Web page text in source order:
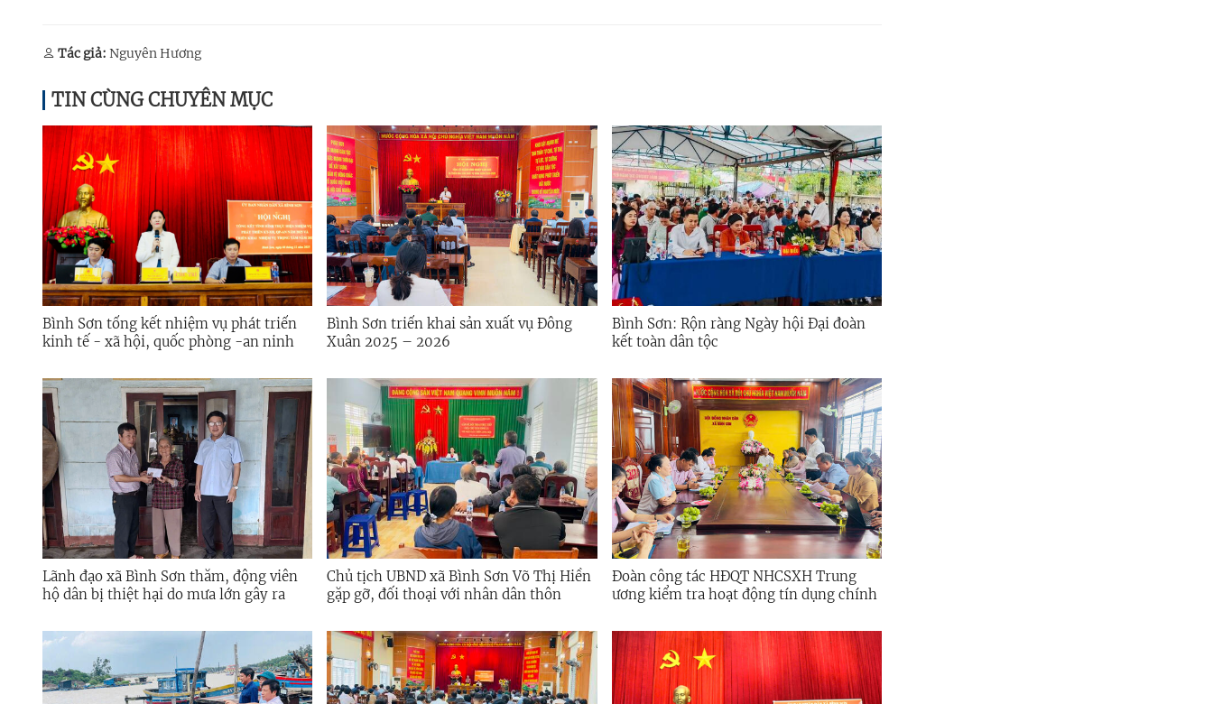
Tác giả: Nguyên Hương
TIN CÙNG CHUYÊN MỤC
Bình Sơn tổng kết nhiệm vụ phát triển
kinh tế - xã hội, quốc phòng -an ninh
Bình Sơn triển khai sản xuất vụ Đông
Xuân 2025 – 2026
Bình Sơn: Rộn ràng Ngày hội Đại đoàn
kết toàn dân tộc
Lãnh đạo xã Bình Sơn thăm, động viên
hộ dân bị thiệt hại do mưa lớn gây ra
Chủ tịch UBND xã Bình Sơn Võ Thị Hiền
gặp gỡ, đối thoại với nhân dân thôn
Đoàn công tác HĐQT NHCSXH Trung
ương kiểm tra hoạt động tín dụng chính